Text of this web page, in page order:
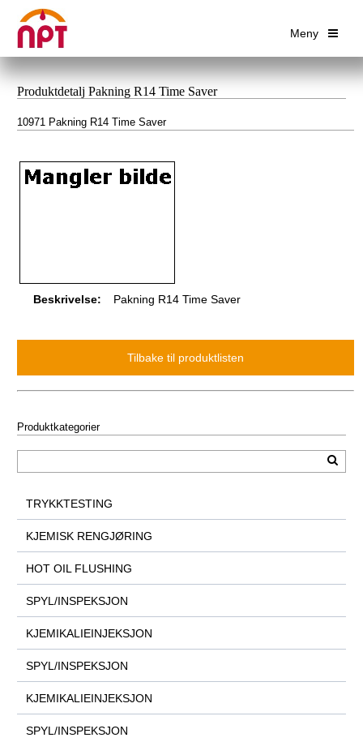
Meny
Produktdetalj Pakning R14 Time Saver
10971 Pakning R14 Time Saver
Beskrivelse: Pakning R14 Time Saver
Produktkategorier
TRYKKTESTING
KJEMISK RENGJØRING
HOT OIL FLUSHING
SPYL/INSPEKSJON
KJEMIKALIEINJEKSJON
SPYL/INSPEKSJON
KJEMIKALIEINJEKSJON
SPYL/INSPEKSJON